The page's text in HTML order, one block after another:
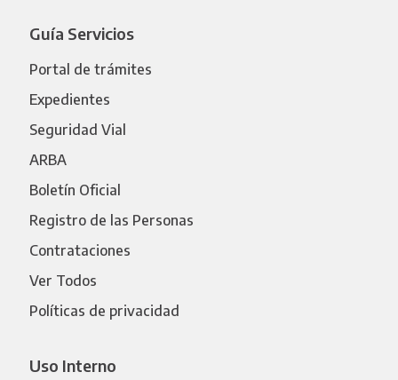
Guía Servicios
Portal de trámites
Expedientes
Seguridad Vial
ARBA
Boletín Oficial
Registro de las Personas
Contrataciones
Ver Todos
Políticas de privacidad
Uso Interno